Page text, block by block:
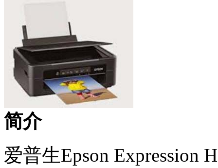
简介
爱普生Epson Expression